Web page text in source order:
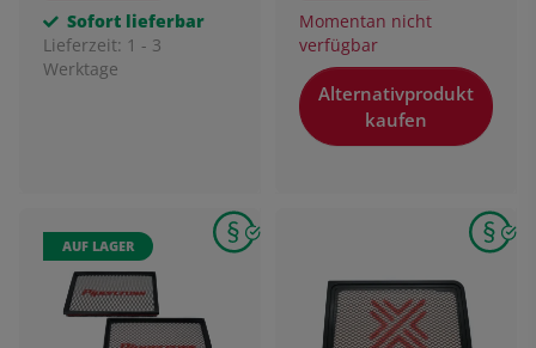
Sofort lieferbar
Lieferzeit: 1 - 3
Werktage
Momentan nicht
verfügbar
Alternativprodukt
kaufen
AUF LAGER